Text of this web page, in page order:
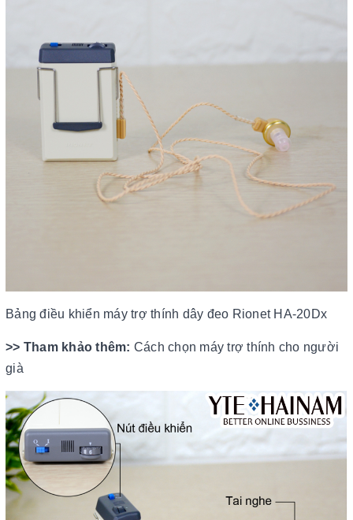
Bảng điều khiển máy trợ thính dây đeo Rionet HA-20Dx
>> Tham khảo thêm: Cách chọn máy trợ thính cho người
già